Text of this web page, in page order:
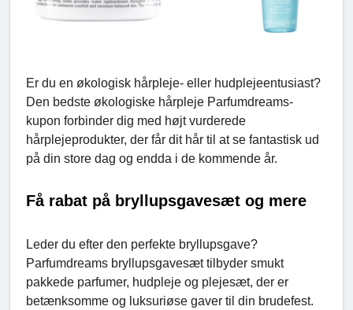
Er du en økologisk hårpleje- eller hudplejeentusiast?
Den bedste økologiske hårpleje Parfumdreams-
kupon forbinder dig med højt vurderede
hårplejeprodukter, der får dit hår til at se fantastisk ud
på din store dag og endda i de kommende år.
Få rabat på bryllupsgavesæt og mere
Leder du efter den perfekte bryllupsgave?
Parfumdreams bryllupsgavesæt tilbyder smukt
pakkede parfumer, hudpleje og plejesæt, der er
betænksomme og luksuriøse gaver til din brudefest.